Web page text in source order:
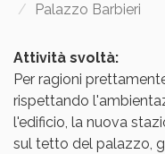
Palazzo Barbieri
Attività svoltà:
Per ragioni
rispettando
l'edificio, la nuova
sul tetto del palazzo,